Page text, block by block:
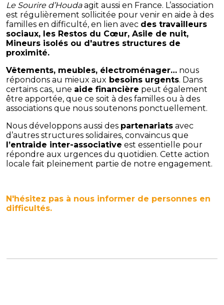
Le Sourire d’Houdaagit aussi en France. L’association
est régulièrement sollicitée pour venir en aide à des
familles en difficulté, en lien avec des travailleurs
sociaux, les Restos du Cœur, Asile de nuit,
Mineurs isolés ou d'autres structures de
proximité.
Vêtements, meubles, électroménager… nous
répondons au mieux aux besoins urgents. Dans
certains cas, une aide financière peut également
être apportée, que ce soit à des familles ou à des
associations que nous soutenons ponctuellement.
Nous développons aussi des partenariats avec
d’autres structures solidaires, convaincus que
l’entraide inter-associative est essentielle pour
répondre aux urgences du quotidien. Cette action
locale fait pleinement partie de notre engagement.
N'hésitez pas à nous informer de personnes en
difficultés.